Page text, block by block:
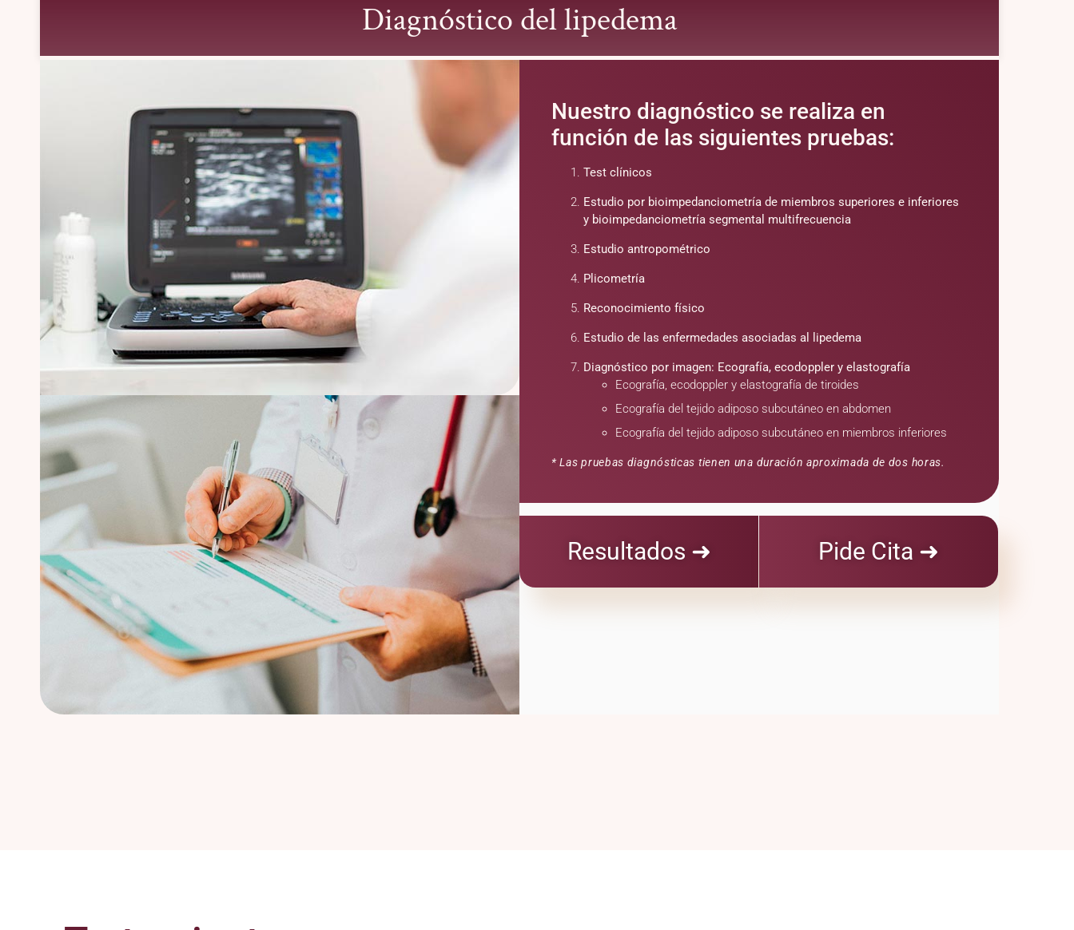
Diagnóstico del lipedema
Nuestro diagnóstico se realiza en
función de las siguientes pruebas:
Test clínicos
Estudio por bioimpedanciometría de miembros superiores e inferiores
y bioimpedanciometría segmental multifrecuencia
Estudio antropométrico
Plicometría
Reconocimiento físico
Estudio de las enfermedades asociadas al lipedema
Diagnóstico por imagen: Ecografía, ecodoppler y elastografía
Ecografía, ecodoppler y elastografía de tiroides
Ecografía del tejido adiposo subcutáneo en abdomen
Ecografía del tejido adiposo subcutáneo en miembros inferiores
* Las pruebas diagnósticas tienen una duración aproximada de dos horas.
Resultados ➜ Pide Cita ➜